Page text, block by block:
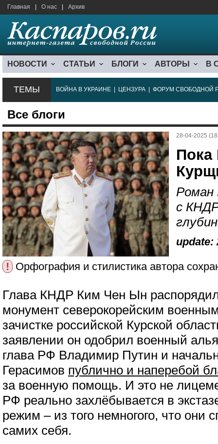
Главная О нас Архив
НОВОСТИ СТАТЬИ БЛОГИ АВТОРЫ В
ТЕМЫ ВОЙНА В УКРАИНЕ ЦЕНЗУРА ФОРУМ СВОБОДНОЙ
Все блоги
28-04-2025
Пока
Роман
с
update:
! Орфография и стилистика автора
Глава КНДР Ким Чен Ын
монумент северокорейским
зачистке российской Курской
заявлении он одобрил военный
глава РФ Владимир Путин и
Герасимов публично и наперебой
за военную помощь. И это не
РФ реально захлёбывается в
режим – из того немногого, что они
самих себя.